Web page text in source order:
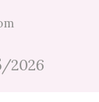
2026